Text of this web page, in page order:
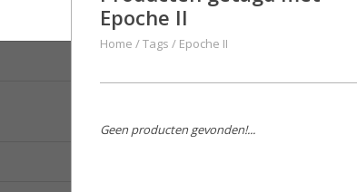
Epoche II
Home /Tags / Epoche II
Geen producten gevonden!...